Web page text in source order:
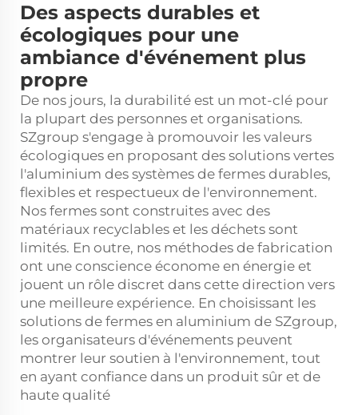
Des aspects durables et
écologiques pour une
ambiance d'événement plus
propre
De nos jours, la durabilité est un mot-clé pour
la plupart des personnes et organisations.
SZgroup s'engage à promouvoir les valeurs
écologiques en proposant des solutions vertes
l'aluminium des systèmes de fermes durables,
flexibles et respectueux de l'environnement.
Nos fermes sont construites avec des
matériaux recyclables et les déchets sont
limités. En outre, nos méthodes de fabrication
ont une conscience économe en énergie et
jouent un rôle discret dans cette direction vers
une meilleure expérience. En choisissant les
solutions de fermes en aluminium de SZgroup,
les organisateurs d'événements peuvent
montrer leur soutien à l'environnement, tout
en ayant confiance dans un produit sûr et de
haute qualité